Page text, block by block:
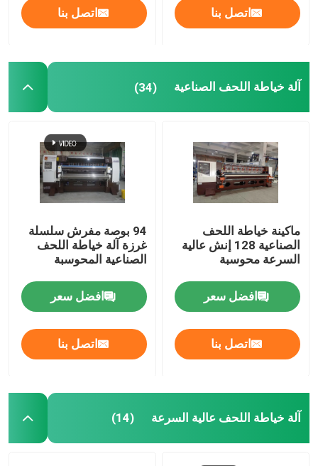
اتصل بنا اتصل بنا
آلة خياطة اللحف الصناعية (34)
ماكينة خياطة اللحف
الصناعية 128 إنش عالية
السرعة محوسبة
افضل سعر
اتصل بنا
94 بوصة مفرش سلسلة
غرزة آلة خياطة اللحف
الصناعية المحوسبة
افضل سعر
اتصل بنا
آلة خياطة اللحف عالية السرعة (14)